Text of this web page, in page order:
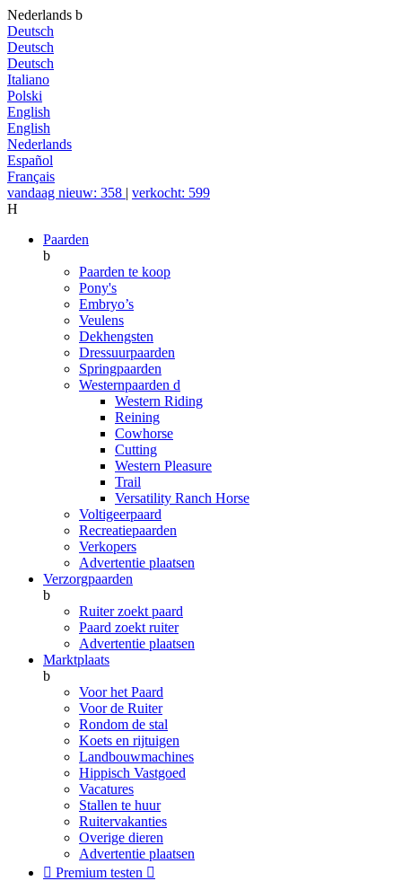
Nederlands b
Deutsch
Deutsch
Deutsch
Italiano
Polski
English
English
Nederlands
Español
Français
vandaag nieuw: 358 | verkocht: 599
H
Paarden
b
Paarden te koop
Pony's
Embryo’s
Veulens
Dekhengsten
Dressuurpaarden
Springpaarden
Westernpaarden d
Western Riding
Reining
Cowhorse
Cutting
Western Pleasure
Trail
Versatility Ranch Horse
Voltigeerpaard
Recreatiepaarden
Verkopers
Advertentie plaatsen
Verzorgpaarden
b
Ruiter zoekt paard
Paard zoekt ruiter
Advertentie plaatsen
Marktplaats
b
Voor het Paard
Voor de Ruiter
Rondom de stal
Koets en rijtuigen
Landbouwmachines
Hippisch Vastgoed
Vacatures
Stallen te huur
Ruitervakanties
Overige dieren
Advertentie plaatsen
 Premium testen 